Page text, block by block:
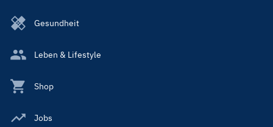
Gesundheit
Leben & Lifestyle
Shop
Jobs